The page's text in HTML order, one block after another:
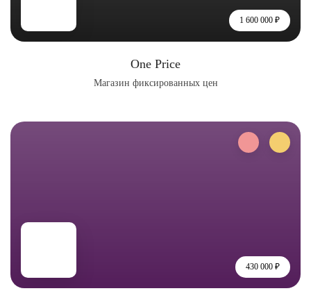
1 600 000 ₽
One Price
Магазин фиксированных цен
430 000 ₽